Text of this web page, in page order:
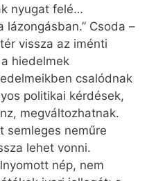
nyugat felé…
Csoda –
vissza az iménti
hiedelmek
csalódnak
politikai kérdések,
megváltozhatnak.
semleges neműre
lehet vonni.
nép, nem